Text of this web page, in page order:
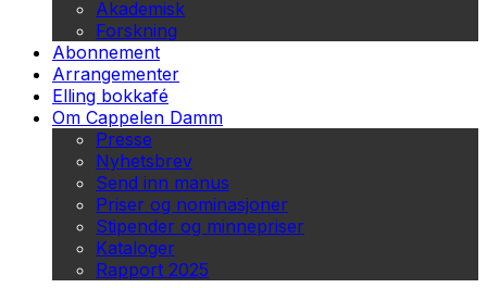
Akademisk
Forskning
Abonnement
Arrangementer
Elling bokkafé
Om Cappelen Damm
Presse
Nyhetsbrev
Send inn manus
Priser og nominasjoner
Stipender og minnepriser
Kataloger
Rapport 2025